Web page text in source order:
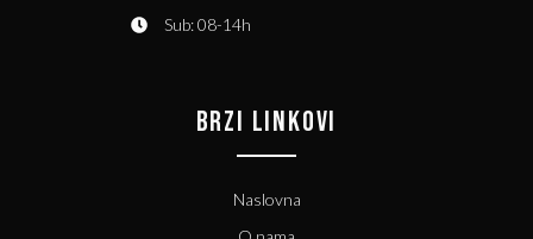
Sub: 08-14h
BRZI LINKOVI
Naslovna